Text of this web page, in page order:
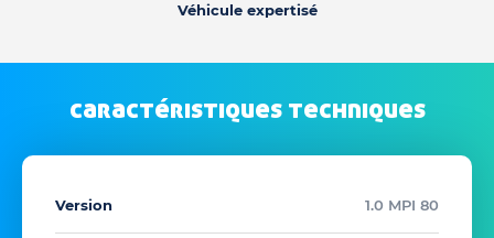
Véhicule expertisé
caractéristiques techniques
Version 1.0 MPI 80